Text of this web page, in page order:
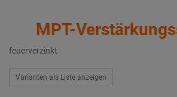
MPT-
feuerverzinkt
Varianten als Liste anzeigen